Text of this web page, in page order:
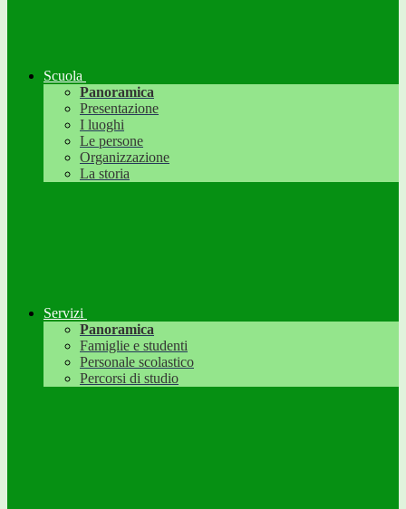
Scuola
Panoramica
Presentazione
I luoghi
Le persone
Organizzazione
La storia
Servizi
Panoramica
Famiglie e studenti
Personale scolastico
Percorsi di studio